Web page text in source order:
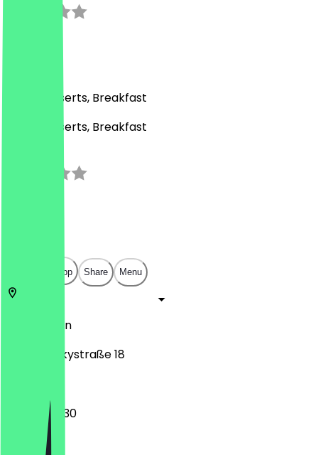
Café, Desserts, Breakfast
Café, Desserts, Breakfast
Open in app Share Menu
Berlin
Gotzkowskystraße 18
08:30 - 20:30